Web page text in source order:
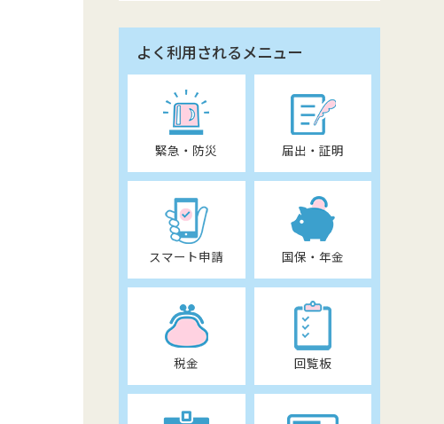
よく利用されるメニュー
緊急・防災 届出・証明
スマート申請 国保・年金
税金 回覧板